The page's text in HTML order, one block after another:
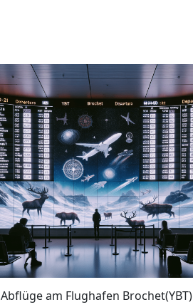
Abflüge am Flughafen Brochet(YBT)